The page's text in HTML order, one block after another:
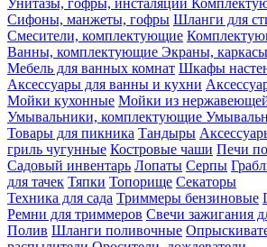
Сифоны, манжеты, гофры Шланги для
Смесители, комплектующие
Ванны, комплектующие Экраны,
Мебель для ванных комнат Шкафы
Аксессуары для ванны и кухни
Мойки кухонные Мойки из
Умывальники, комплектующие
Товары для пикника Тандыры
гриль чугунные Костровые чаши Печи
Садовый инвентарь Лопаты Серпы
для тачек Тяпки Топорище Секаторы
Техника для сада Триммеры бензиновые
Ремни для триммеров Свечи зажигания
Полив Шланги поливочные